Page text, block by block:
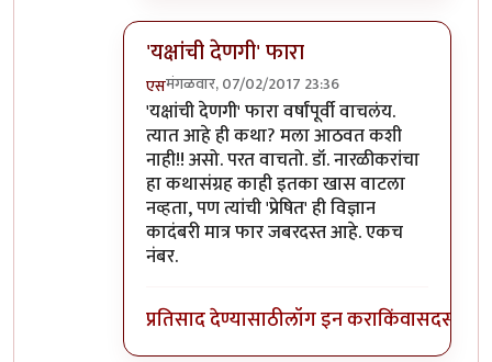
'यक्षांची देणगी' फारा
एसमंगळवार, 07/02/2017 23:36
In reply toयक्षांची देणगी या कथासंग्रहात
'यक्षांची देणगी' फारा वर्षांपूर्वी वाचलंय.
त्यात आहे ही कथा? मला आठवत कशी
नाही!! असो. परत वाचतो. डॉ. नारळीकरांचा
हा कथासंग्रह काही इतका खास वाटला
नव्हता, पण त्यांची 'प्रेषित' ही विज्ञान
कादंबरी मात्र फार जबरदस्त आहे. एकच
नंबर.
प्रतिसाद देण्यासाठीलॉग इन कराकिंवासदस्य व्हा